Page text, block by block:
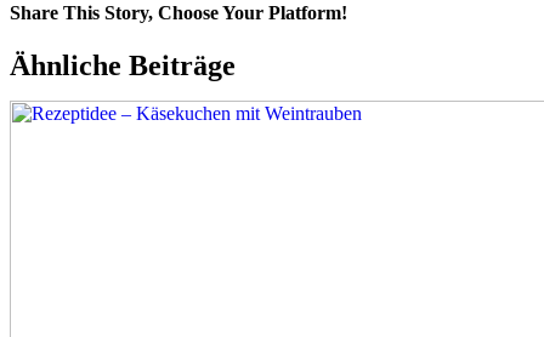
Share This Story, Choose Your Platform!
Ähnliche Beiträge